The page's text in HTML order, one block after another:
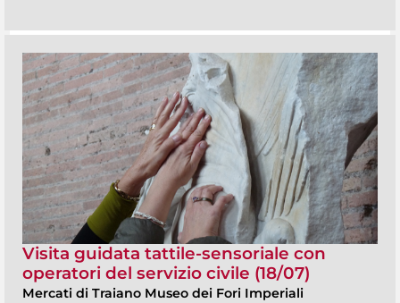
Visita guidata tattile-sensoriale con
operatori del servizio civile (18/07)
Mercati di Traiano Museo dei Fori Imperiali